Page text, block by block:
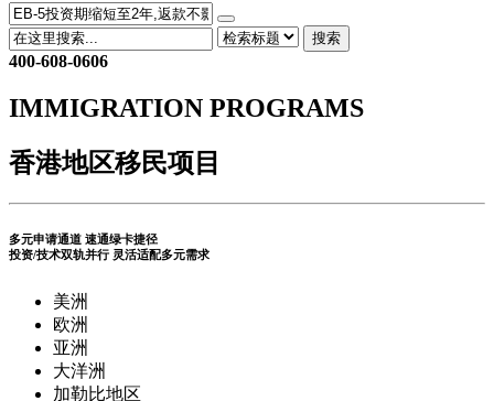
搜索
400-608-0606
IMMIGRATION PROGRAMS
香港地区移民项目
多元申请通道 速通绿卡捷径
投资/技术双轨并行 灵活适配多元需求
美洲
欧洲
亚洲
大洋洲
加勒比地区